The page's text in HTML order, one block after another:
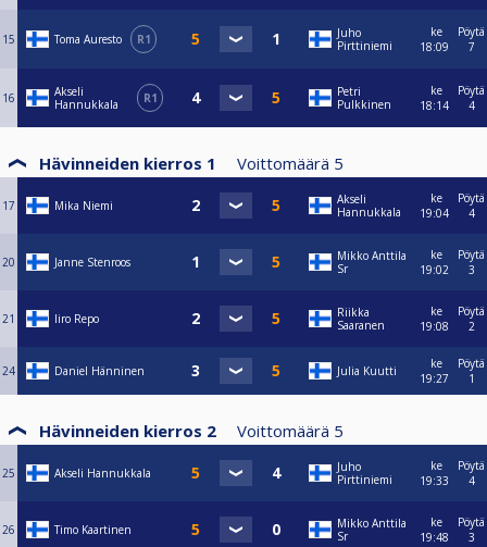
15 Toma Auresto R1
Juho
Pirttiniemi
ke
18:09
Pöytä
7
16
Akseli
Hannukkala
R1
Petri
Pulkkinen
ke
18:14
Pöytä
4
Hävinneiden kierros 1 Voittomäärä 5
17 Mika Niemi
Akseli
Hannukkala
ke
19:04
Pöytä
4
20 Janne Stenroos
Mikko Anttila
Sr
ke
19:02
Pöytä
3
21 Iiro Repo
Riikka
Saaranen
ke
19:08
Pöytä
2
24 Daniel Hänninen Julia Kuutti
ke
19:27
Pöytä
1
Hävinneiden kierros 2 Voittomäärä 5
25 Akseli Hannukkala
Juho
Pirttiniemi
ke
19:33
Pöytä
4
26 Timo Kaartinen
Mikko Anttila
Sr
ke
19:48
Pöytä
3